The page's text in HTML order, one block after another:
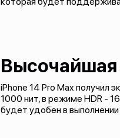
Высочайшая
iPhone 14 Pro Max получил
1000 нит, в режиме HDR -
будет удобен в